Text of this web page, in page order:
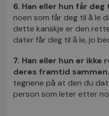
6. Han eller hun får deg
noen som får deg til å le
dette kanskje er den
dater får deg til å le, jo
7. Han eller hun er ikke
deres framtid sammen.
tegnene på at den du
person som leter etter